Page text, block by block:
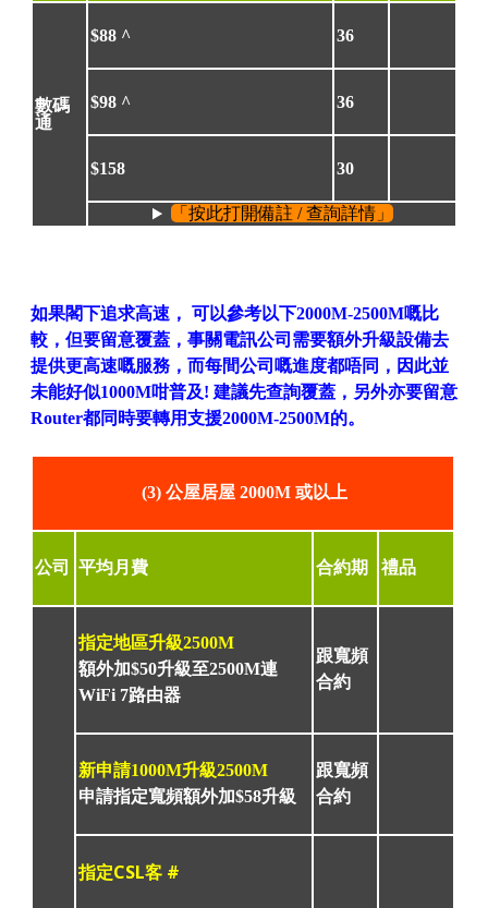
數碼
通
$88 ^ 36
$98 ^ 36
$158 30
「按此打開備註 / 查詢詳情」
如果閣下追求高速， 可以參考以下2000M-2500M嘅比
較，但要留意覆蓋，事關電訊公司需要額外升級設備去
提供更高速嘅服務，而每間公司嘅進度都唔同，因此並
未能好似1000M咁普及! 建議先查詢覆蓋，另外亦要留意
Router都同時要轉用支援2000M-2500M的。
(3) 公屋居屋 2000M 或以上
公司 平均月費 合約期 禮品
指定地區升級2500M
額外加$50升級至2500M連
WiFi 7路由器
跟寬頻
合約
新申請1000M升級2500M
申請指定寬頻額外加$58升級
跟寬頻
合約
指定CSL客 #